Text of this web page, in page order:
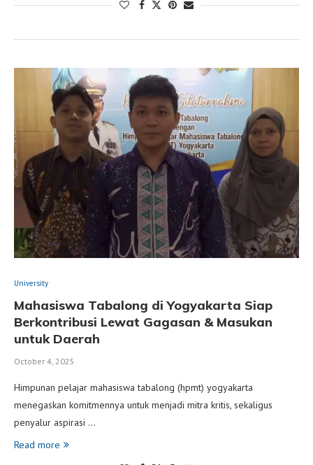
University
Mahasiswa Tabalong di Yogyakarta Siap
Berkontribusi Lewat Gagasan & Masukan
untuk Daerah
October 4, 2025
Himpunan pelajar mahasiswa tabalong (hpmt) yogyakarta
menegaskan komitmennya untuk menjadi mitra kritis, sekaligus
penyalur aspirasi …
Read more